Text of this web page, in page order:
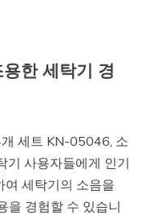
한 세탁기 경
세트 KN-05046, 소
기 사용자들에게 인기
여 세탁기의 소음을
을 경험할 수 있습니